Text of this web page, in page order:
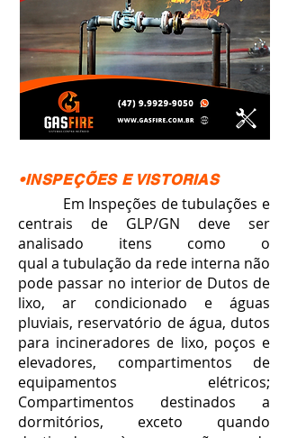
•INSPEÇÕES E VISTORIAS
Em Inspeções de tubulações e
centrais de GLP/GN deve ser
analisado itens como o
qual a tubulação da rede interna não
pode passar no interior de Dutos de
lixo, ar condicionado e águas
pluviais, reservatório de água, dutos
para incineradores de lixo, poços e
elevadores, compartimentos de
equipamentos elétricos;
Compartimentos destinados a
dormitórios, exceto quando